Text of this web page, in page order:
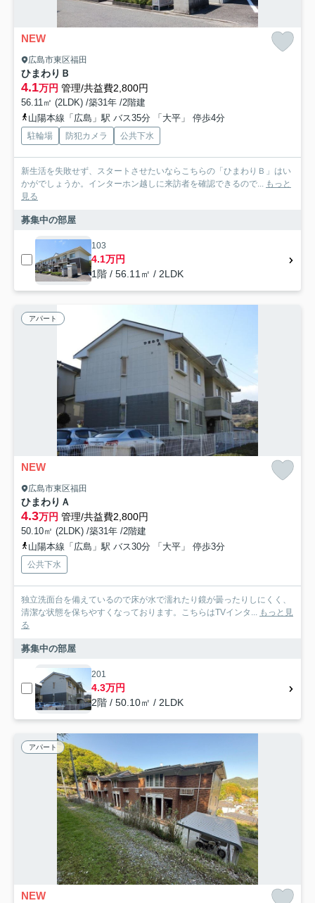
NEW
広島市東区福田
ひまわりＢ
4.1万円 管理/共益費2,800円
56.11㎡ (2LDK) /築31年 /2階建
山陽本線「広島」駅 バス35分 「大平」 停歩4分
駐輪場 防犯カメラ 公共下水
新生活を失敗せず、スタートさせたいならこちらの「ひまわりＢ」はい
かがでしょうか。インターホン越しに来訪者を確認できるので... もっと
見る
募集中の部屋
103
4.1万円
1階 / 56.11㎡ / 2LDK
アパート
NEW
広島市東区福田
ひまわりＡ
4.3万円 管理/共益費2,800円
50.10㎡ (2LDK) /築31年 /2階建
山陽本線「広島」駅 バス30分 「大平」 停歩3分
公共下水
独立洗面台を備えているので床が水で濡れたり鏡が曇ったりしにくく、
清潔な状態を保ちやすくなっております。こちらはTVインタ... もっと見
る
募集中の部屋
201
4.3万円
2階 / 50.10㎡ / 2LDK
アパート
NEW